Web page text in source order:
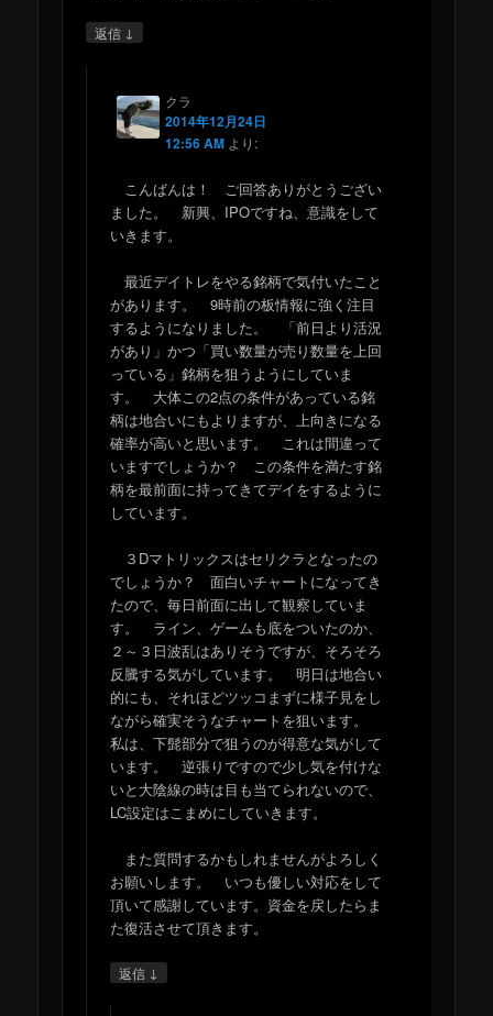
返信 ↓
クラ
2014年12月24日
12:56 AM より:
こんばんは！ ご回答ありがとうござい
ました。 新興、IPOですね、意識をして
いきます。
最近デイトレをやる銘柄で気付いたこと
があります。 9時前の板情報に強く注目
するようになりました。 「前日より活況
があり」かつ「買い数量が売り数量を上回
っている」銘柄を狙うようにしていま
す。 大体この2点の条件があっている銘
柄は地合いにもよりますが、上向きになる
確率が高いと思います。 これは間違って
いますでしょうか？ この条件を満たす銘
柄を最前面に持ってきてデイをするように
しています。
３Dマトリックスはセリクラとなったの
でしょうか？ 面白いチャートになってき
たので、毎日前面に出して観察していま
す。 ライン、ゲームも底をついたのか、
２～３日波乱はありそうですが、そろそろ
反騰する気がしています。 明日は地合い
的にも、それほどツッコまずに様子見をし
ながら確実そうなチャートを狙います。
私は、下髭部分で狙うのが得意な気がして
います。 逆張りですので少し気を付けな
いと大陰線の時は目も当てられないので、
LC設定はこまめにしていきます。
また質問するかもしれませんがよろしく
お願いします。 いつも優しい対応をして
頂いて感謝しています。資金を戻したらま
た復活させて頂きます。
返信 ↓